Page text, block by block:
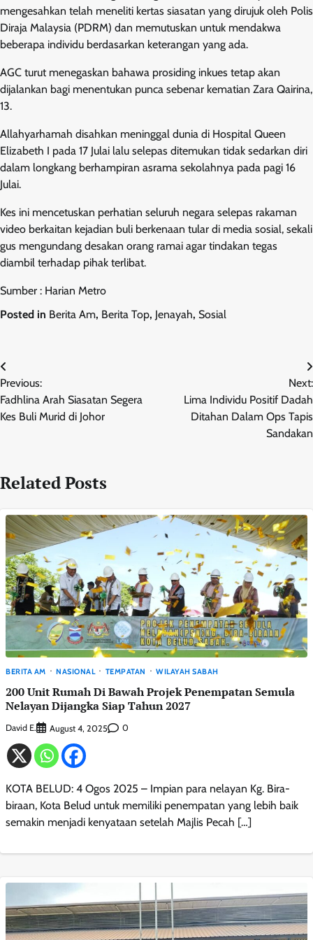
mengesahkan telah meneliti kertas siasatan yang dirujuk oleh Polis
Diraja Malaysia (PDRM) dan memutuskan untuk mendakwa
beberapa individu berdasarkan keterangan yang ada.
AGC turut menegaskan bahawa prosiding inkues tetap akan
dijalankan bagi menentukan punca sebenar kematian Zara Qairina,
13.
Allahyarhamah disahkan meninggal dunia di Hospital Queen
Elizabeth I pada 17 Julai lalu selepas ditemukan tidak sedarkan diri
dalam longkang berhampiran asrama sekolahnya pada pagi 16
Julai.
Kes ini mencetuskan perhatian seluruh negara selepas rakaman
video berkaitan kejadian buli berkenaan tular di media sosial, sekali
gus mengundang desakan orang ramai agar tindakan tegas
diambil terhadap pihak terlibat.
Sumber : Harian Metro
Posted in Berita Am, Berita Top, Jenayah, Sosial
Post
navigation
Previous:
Fadhlina Arah Siasatan Segera
Kes Buli Murid di Johor
Next:
Lima Individu Positif Dadah
Ditahan Dalam Ops Tapis
Sandakan
Related Posts
BERITA AM NASIONAL TEMPATAN WILAYAH SABAH
200 Unit Rumah Di Bawah Projek Penempatan Semula
Nelayan Dijangka Siap Tahun 2027
David E. August 4, 2025 0
KOTA BELUD: 4 Ogos 2025 – Impian para nelayan Kg. Bira-
biraan, Kota Belud untuk memiliki penempatan yang lebih baik
semakin menjadi kenyataan setelah Majlis Pecah […]